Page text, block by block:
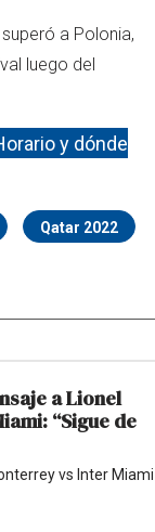
a Polonia,
luego del
y dónde
Qatar 2022
a Lionel
“Sigue de
vs Inter Miami